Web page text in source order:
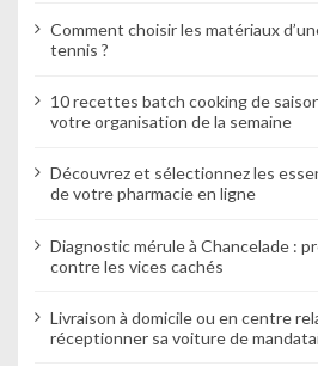
Comment choisir les matériaux
tennis ?
10 recettes batch cooking de
votre organisation de la semaine
Découvrez et sélectionnez les
de votre pharmacie en ligne
Diagnostic mérule à Chancelade :
contre les vices cachés
Livraison à domicile ou en centre
réceptionner sa voiture de